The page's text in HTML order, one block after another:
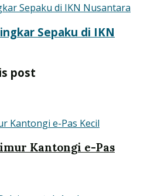
Sepaku di IKN
post
Kantongi e-Pas